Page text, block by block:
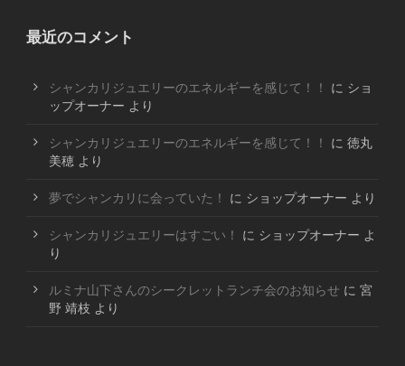
最近のコメント
シャンカリジュエリーのエネルギーを感じて！！ に ショ
ップオーナー より
シャンカリジュエリーのエネルギーを感じて！！ に 徳丸
美穂 より
夢でシャンカリに会っていた！ に ショップオーナー より
シャンカリジュエリーはすごい！ に ショップオーナー よ
り
ルミナ山下さんのシークレットランチ会のお知らせ に 宮
野 靖枝 より